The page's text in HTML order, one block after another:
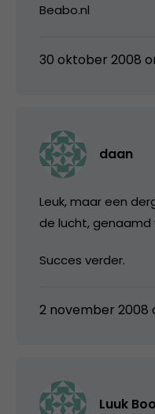
Beabo.nl
30 oktober 2008
daan
Leuk, maar een
de lucht, genaamd
Succes verder.
2 november 2008
Luuk